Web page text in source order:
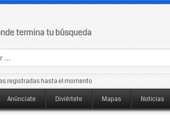
termina tu búsqueda
registradas hasta el momento
Anúnciate Diviértete Mapas Noticias